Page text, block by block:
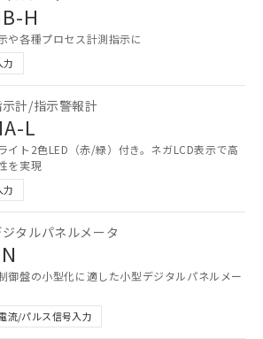
H
や各種プロセス計測指示に
力
計/指示警報計
L
イト2色LED（赤/緑）付き。ネガLCD表示で高
を実現
力
タルパネルメータ
御盤の小型化に適した小型デジタルパネルメー
流/パルス信号入力
ては、お客様のお取引先、ま
はお客様担当のオムロン制御
器販売店・当社販売員にご確
ください)
注生産機種、また在庫状況の
報を公開していない機種
販売ネットワーク
い。
況および標準価格結果を当社の
承諾なく第三者に漏洩または開
いようお願いします。
ーツ機能（部品リスト作成サー
をご利用いただくには、I-Web
ーズにご登録されている必要が
す。
が当ウェブサイト上で当社にご
れた部品リストについて、当社
当社の共同利用者が、当社の製
ービスに関するお客様との取
談に必要な範囲で利用すること
承ください。
共同利用者とは、
利用に関して"
範囲」に記載されている法人を